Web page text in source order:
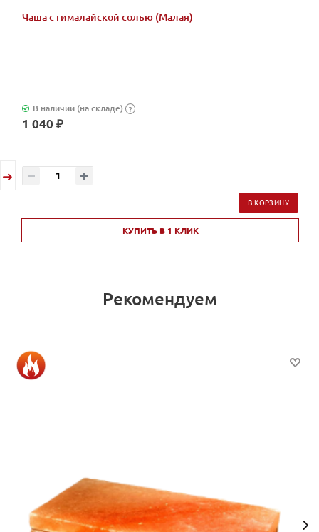
Чаша с гималайской солью (Малая)
В наличии (на складе) ?
1 040 ₽
В КОРЗИНУ
КУПИТЬ В 1 КЛИК
Рекомендуем